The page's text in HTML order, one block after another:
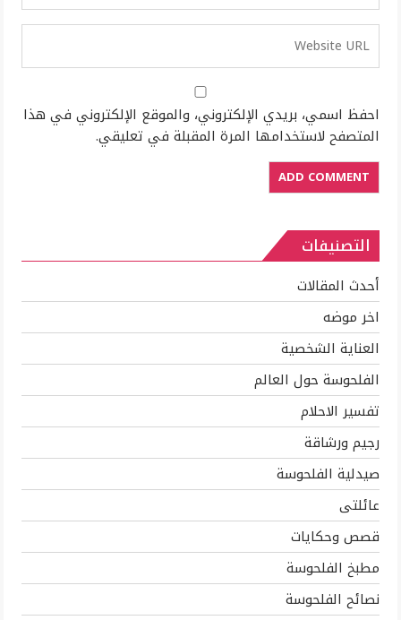
احفظ اسمي، بريدي الإلكتروني، والموقع الإلكتروني في هذا
المتصفح لاستخدامها المرة المقبلة في تعليقي.
التصنيفات
أحدث المقالات
اخر موضه
العناية الشخصية
الفلحوسة حول العالم
تفسير الاحلام
رجيم ورشاقة
صيدلية الفلحوسة
عائلتى
قصص وحكايات
مطبخ الفلحوسة
نصائح الفلحوسة